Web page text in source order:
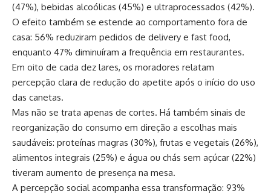
(47%), bebidas alcoólicas (45%) e ultraprocessados (42%).
O efeito também se estende ao comportamento fora de
casa: 56% reduziram pedidos de delivery e fast food,
enquanto 47% diminuíram a frequência em restaurantes.
Em oito de cada dez lares, os moradores relatam
percepção clara de redução do apetite após o início do uso
das canetas.
Mas não se trata apenas de cortes. Há também sinais de
reorganização do consumo em direção a escolhas mais
saudáveis: proteínas magras (30%), frutas e vegetais (26%),
alimentos integrais (25%) e água ou chás sem açúcar (22%)
tiveram aumento de presença na mesa.
A percepção social acompanha essa transformação: 93%